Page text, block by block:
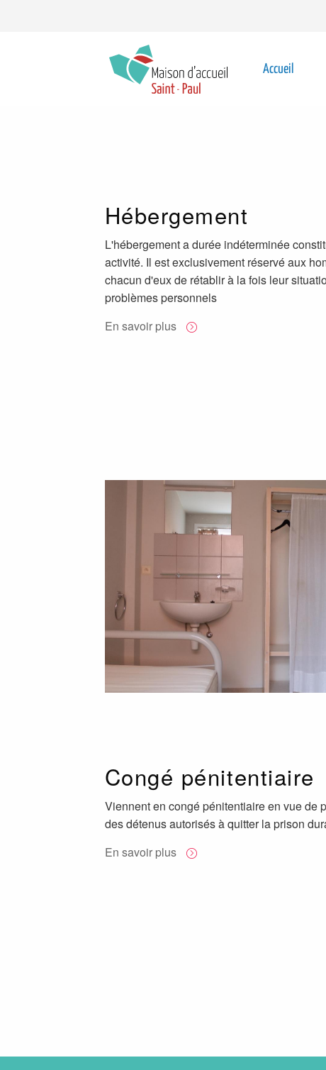
navigation
Main
Accueil
Hébergement
L'hébergement a durée indéterminée
activité. Il est exclusivement réservé aux
chacun d'eux de rétablir à la fois leur
problèmes personnels
En savoir plus
Congé pénitentiaire
Viennent en congé pénitentiaire en vue de
des détenus autorisés à quitter la prison
En savoir plus